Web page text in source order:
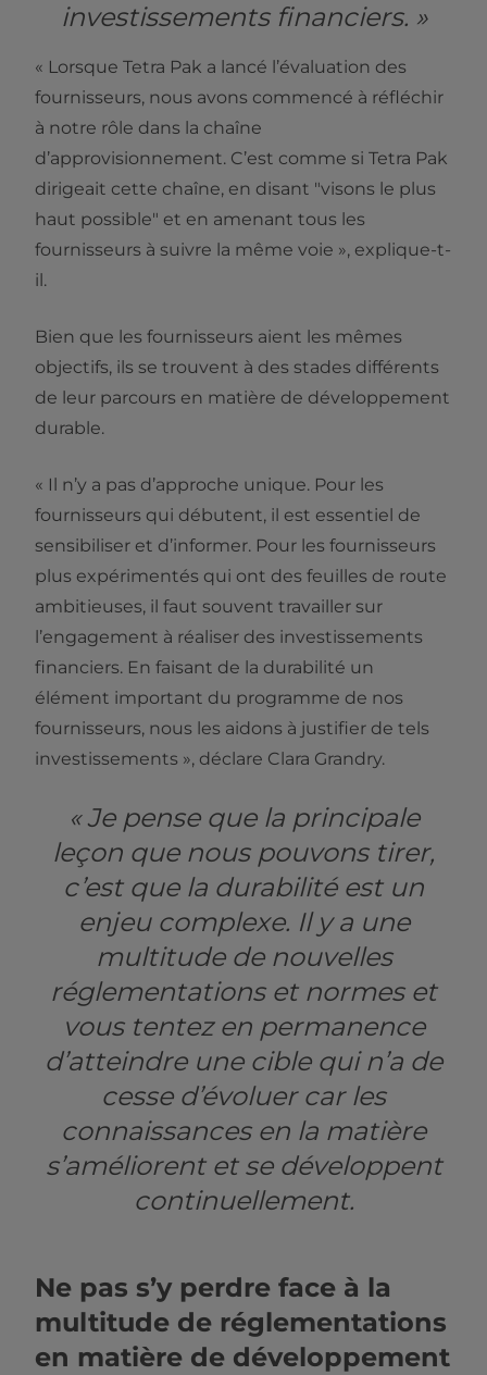
investissements financiers. »
« Lorsque Tetra Pak a lancé l’évaluation des
fournisseurs, nous avons commencé à réfléchir
à notre rôle dans la chaîne
d’approvisionnement. C’est comme si Tetra Pak
dirigeait cette chaîne, en disant "visons le plus
haut possible" et en amenant tous les
fournisseurs à suivre la même voie », explique-t-
il.
Bien que les fournisseurs aient les mêmes
objectifs, ils se trouvent à des stades différents
de leur parcours en matière de développement
durable.
« Il n’y a pas d’approche unique. Pour les
fournisseurs qui débutent, il est essentiel de
sensibiliser et d’informer. Pour les fournisseurs
plus expérimentés qui ont des feuilles de route
ambitieuses, il faut souvent travailler sur
l’engagement à réaliser des investissements
financiers. En faisant de la durabilité un
élément important du programme de nos
fournisseurs, nous les aidons à justifier de tels
investissements », déclare Clara Grandry.
« Je pense que la principale
leçon que nous pouvons tirer,
c’est que la durabilité est un
enjeu complexe. Il y a une
multitude de nouvelles
réglementations et normes et
vous tentez en permanence
d’atteindre une cible qui n’a de
cesse d’évoluer car les
connaissances en la matière
s’améliorent et se développent
continuellement.
Ne pas s’y perdre face à la
multitude de réglementations
en matière de développement